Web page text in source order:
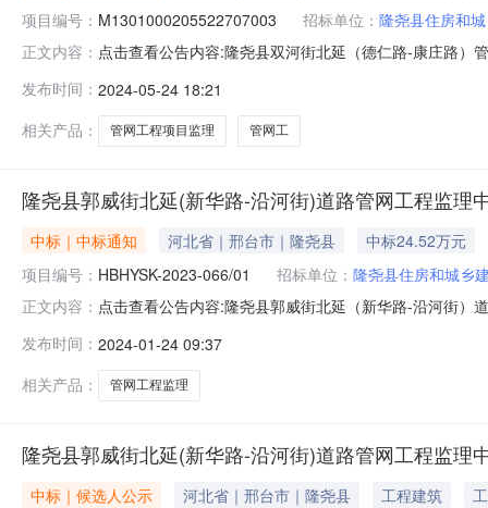
项目编号： M1301000205522707003 招标单位： 隆尧县住房和
正文内容： 点击查看公告内容:隆尧县双河街北延（德仁路-康庄路）
尧县双河街北延（德仁路-康庄路）管网工程项目监理标
发布时间： 2024-05-24 18:21
相关产品：
管网工程项目监理 管网工
隆尧县郭威街北延(新华路-沿河街)道路管网工程监理
中标｜中标通知 河北省｜邢台市｜隆尧县
中标24.52万元
项目编号： HBHYSK-2023-066/01 招标单位： 隆尧县住房和城乡
正文内容： 点击查看公告内容:隆尧县郭威街北延（新华路-沿河街）
单位投标人名称:河北宁园工程项目管理有限公司投标报
发布时间： 2024-01-24 09:37
相关产品：
管网工程监理
隆尧县郭威街北延(新华路-沿河街)道路管网工程监理
中标｜候选人公示 河北省｜邢台市｜隆尧县 工程建筑